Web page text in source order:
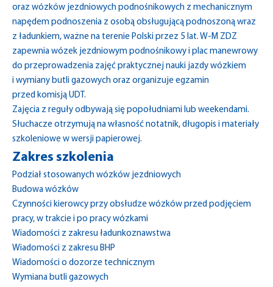
oraz wózków jezdniowych podnośnikowych z mechanicznym
napędem podnoszenia z osobą obsługującą podnoszoną wraz
z ładunkiem, ważne na terenie Polski przez 5 lat. W-M ZDZ
zapewnia wózek jezdniowym podnośnikowy i plac manewrowy
do przeprowadzenia zajęć praktycznej nauki jazdy wózkiem
i wymiany butli gazowych oraz organizuje egzamin
przed komisją UDT.
Zajęcia z reguły odbywają się popołudniami lub weekendami.
Słuchacze otrzymują na własność notatnik, długopis i materiały
szkoleniowe w wersji papierowej.
Zakres szkolenia
Podział stosowanych wózków jezdniowych
Budowa wózków
Czynności kierowcy przy obsłudze wózków przed podjęciem
pracy, w trakcie i po pracy wózkami
Wiadomości z zakresu ładunkoznawstwa
Wiadomości z zakresu BHP
Wiadomości o dozorze technicznym
Wymiana butli gazowych